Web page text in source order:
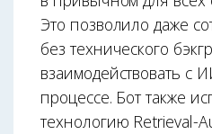
Это позволило даже
без технического
взаимодействовать с
процессе. Бот также
технологию Retrieval-